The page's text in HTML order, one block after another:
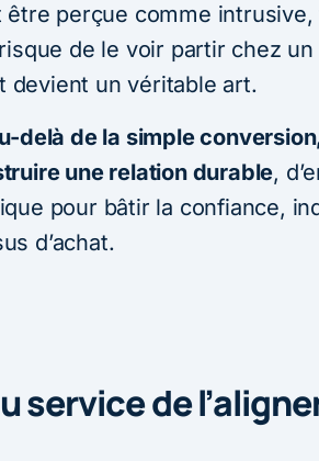
être perçue comme intrusive,
de le voir partir chez
devient un véritable art.
delà de la simple
une relation durable,
pour bâtir la confiance,
d’achat.
service de